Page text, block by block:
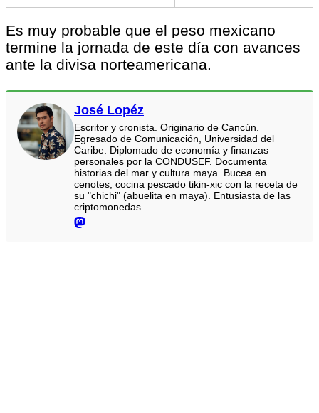
Es muy probable que el peso mexicano
termine la jornada de este día con avances
ante la divisa norteamericana.
José Lopéz
Escritor y cronista. Originario de Cancún.
Egresado de Comunicación, Universidad del
Caribe. Diplomado de economía y finanzas
personales por la CONDUSEF. Documenta
historias del mar y cultura maya. Bucea en
cenotes, cocina pescado tikin-xic con la receta de
su "chichi" (abuelita en maya). Entusiasta de las
criptomonedas.